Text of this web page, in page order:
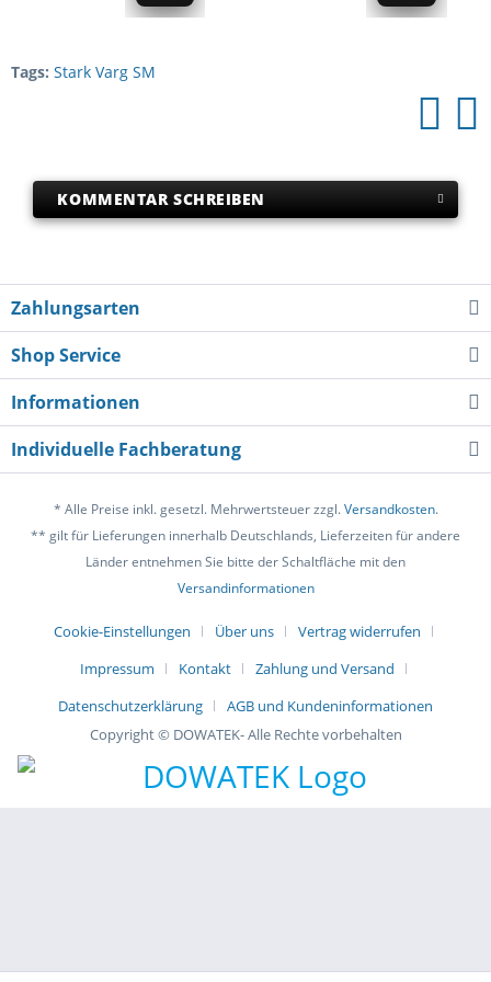
Tags: Stark Varg SM
KOMMENTAR SCHREIBEN
Zahlungsarten
Shop Service
Informationen
Individuelle Fachberatung
* Alle Preise inkl. gesetzl. Mehrwertsteuer zzgl.Versandkosten.
** gilt für Lieferungen innerhalb Deutschlands, Lieferzeiten für andere
Länder entnehmen Sie bitte der Schaltfläche mit den
Versandinformationen
Cookie-Einstellungen Über uns
Vertrag widerrufen
Impressum
Kontakt
Zahlung und Versand
Datenschutzerklärung
AGB und Kundeninformationen
Copyright © DOWATEK- Alle Rechte vorbehalten